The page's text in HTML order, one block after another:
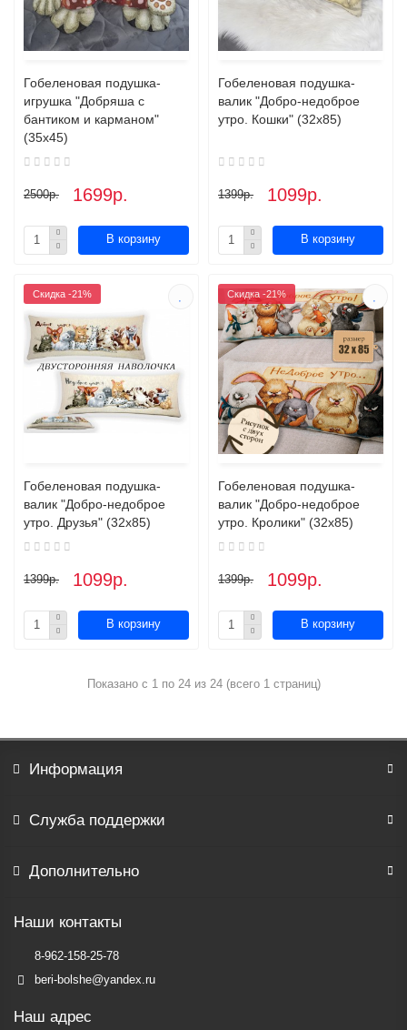
Гобеленовая подушка-
игрушка "Добряша с
бантиком и карманом"
(35х45)
2500р. 1699р.
В корзину
Гобеленовая подушка-
валик "Добро-недоброе
утро. Кошки" (32х85)
1399р. 1099р.
В корзину
Скидка -21%
Гобеленовая подушка-
валик "Добро-недоброе
утро. Друзья" (32х85)
1399р. 1099р.
В корзину
Скидка -21%
Гобеленовая подушка-
валик "Добро-недоброе
утро. Кролики" (32х85)
1399р. 1099р.
В корзину
Показано с 1 по 24 из 24 (всего 1 страниц)
Информация
Служба поддержки
Дополнительно
Наши контакты
8-962-158-25-78
beri-bolshe@yandex.ru
Наш адрес